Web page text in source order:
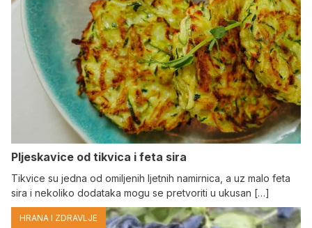
Pljeskavice od tikvica i feta sira
Tikvice su jedna od omiljenih ljetnih namirnica, a uz malo feta
sira i nekoliko dodataka mogu se pretvoriti u ukusan […]
HRANA I ZDRAVLJE